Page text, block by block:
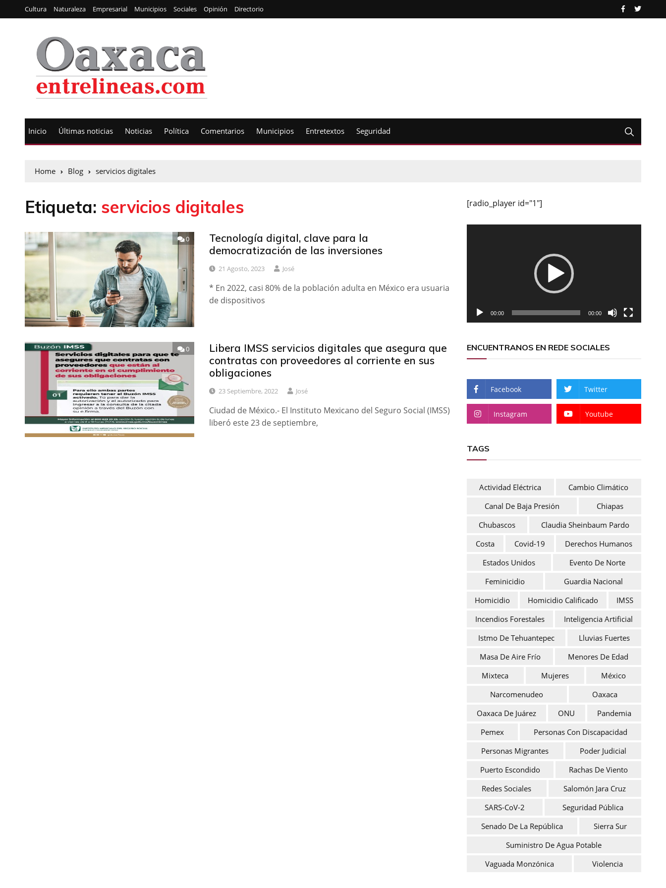
Cultura Naturaleza Empresarial Municipios Sociales Opinión Directorio
Inicio Últimas noticias Noticias Política Comentarios Municipios Entretextos Seguridad
Home Blog servicios digitales
Etiqueta: servicios digitales
0
Tecnología digital, clave para la
democratización de las inversiones
21 Agosto, 2023 José
* En 2022, casi 80% de la población adulta en México era usuaria
de dispositivos
0
Libera IMSS servicios digitales que asegura que
contratas con proveedores al corriente en sus
obligaciones
23 Septiembre, 2022 José
Ciudad de México.- El Instituto Mexicano del Seguro Social (IMSS)
liberó este 23 de septiembre,
[radio_player id="1"]
00:00 00:00
ENCUENTRANOS EN REDE SOCIALES
Facebook Twitter
Instagram Youtube
TAGS
Actividad Eléctrica
Cambio Climático
Canal De Baja Presión
Chiapas
Chubascos
Claudia Sheinbaum Pardo
Costa
Covid-19
Derechos Humanos
Estados Unidos
Evento De Norte
Feminicidio
Guardia Nacional
Homicidio
Homicidio Calificado
IMSS
Incendios Forestales
Inteligencia Artificial
Istmo De Tehuantepec
Lluvias Fuertes
Masa De Aire Frío
Menores De Edad
Mixteca
Mujeres
México
Narcomenudeo
Oaxaca
Oaxaca De Juárez
ONU
Pandemia
Pemex
Personas Con Discapacidad
Personas Migrantes
Poder Judicial
Puerto Escondido
Rachas De Viento
Redes Sociales
Salomón Jara Cruz
SARS-CoV-2
Seguridad Pública
Senado De La República
Sierra Sur
Suministro De Agua Potable
Vaguada Monzónica
Violencia